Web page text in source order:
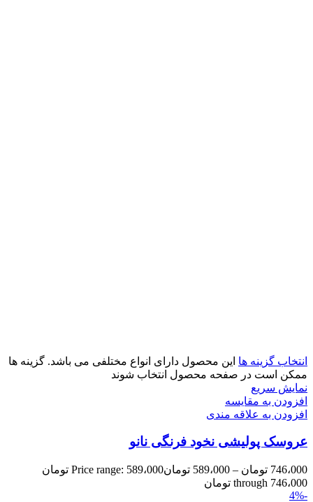
انتخاب گزینه ها این محصول دارای انواع مختلفی می باشد. گزینه ها
ممکن است در صفحه محصول انتخاب شوند
نمایش سریع
افزودن به مقایسه
افزودن به علاقه مندی
عروسک پولیشی نخود فرنگی نانو
746،000 تومان – 589،000 تومان
Price range: 589،000 تومان
through 746،000 تومان
-4%